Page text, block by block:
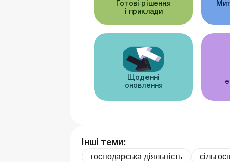
Готові рішення
і приклади
Щоденні
оновлення
Інші теми:
господарська діяльність